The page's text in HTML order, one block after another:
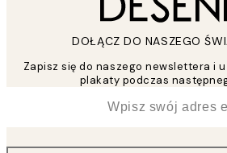
DOŁĄCZ DO NASZEGO
Zapisz się do naszego newslettera i
plakaty podczas